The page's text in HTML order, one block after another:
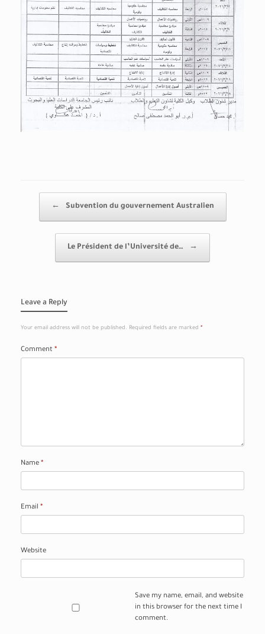
← Subvention du gouvernement Australien
Le Président de l’Université de… →
Leave a Reply
Your email address will not be published. Required fields are marked *
Comment *
Name *
Email *
Website
Save my name, email, and website
in this browser for the next time I
comment.